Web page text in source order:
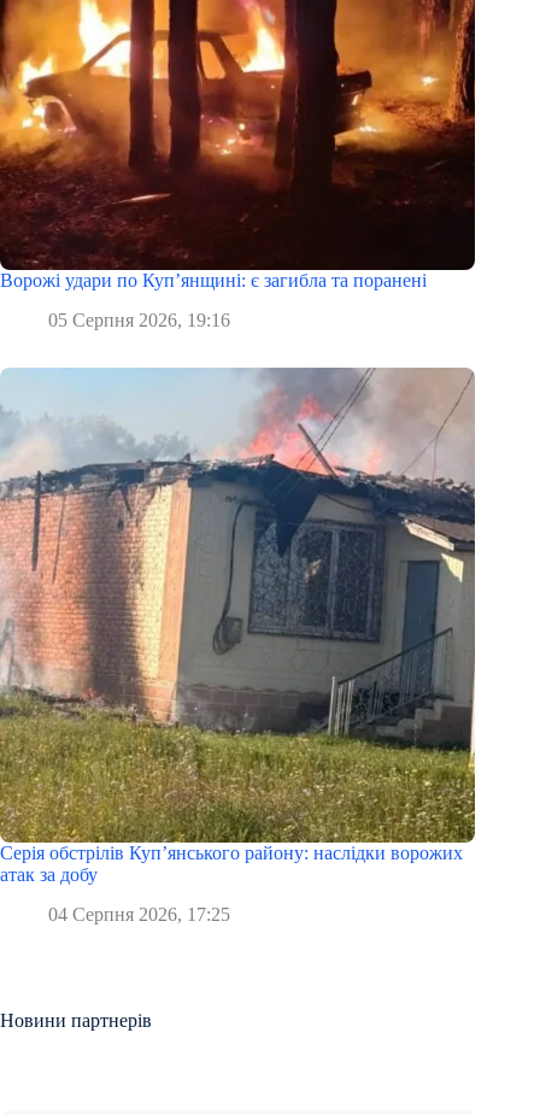
Ворожі удари по Куп’янщині: є загибла та поранені
05 Серпня 2026, 19:16
Серія обстрілів Куп’янського району: наслідки ворожих
атак за добу
04 Серпня 2026, 17:25
Новини партнерів